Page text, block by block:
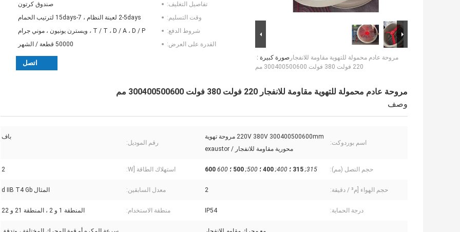
صورة كبيرة : مروحة عادم محمولة للتهوية مقاومة للانفجار
220 فولت 380 فولت 300400500600 مم
تفاصيل التغليف:
صندوق كرتون
وقت التسليم:
2-5days لعينة النظام ، 7-15days لترتيب الحمام
شروط الدفع:
T / T ، D / A ، D / P ، ويسترن يونيون ، موني جرام
القدرة على العرض:
50000 قطعة / الشهر
اتصل
مروحة عادم محمولة للتهوية مقاومة للانفجار 220 فولت 380 فولت 300400500600 مم
وصف
اسم بوردوكت:
220V 380V 300400500600mm مروحة تهوية
محورية مقاومة للانفجار / exaustor
رقم الموديل:
باف
حجم النصل (مم): 315; 315 ؛ 400; 400 ؛ 500; 500 ؛ 600
600 استهلاك الطاقة [W: 2
حجم الهواء [م³ / دقيقة: 2 معدل السابقين: المثال d IIB T4 Gb
درجة الحماية: IP54 منطقة الاستخدام: المنطقة 1 و 2 ، المنطقة 21 و 22